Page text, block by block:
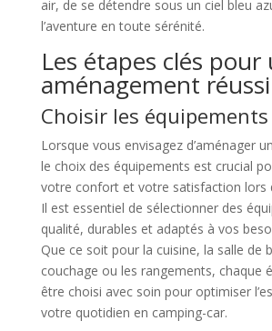
air, de se détendre sous un ciel bleu
l’aventure en toute sérénité.
Les étapes clés pour
aménagement réussi
Choisir les
Lorsque vous envisagez d’aménager
le choix des équipements est crucial
votre confort et votre satisfaction lors
Il est essentiel de sélectionner des
qualité, durables et adaptés à vos
Que ce soit pour la cuisine, la salle de
couchage ou les rangements, chaque
être choisi avec soin pour optimiser
votre quotidien en camping-car.